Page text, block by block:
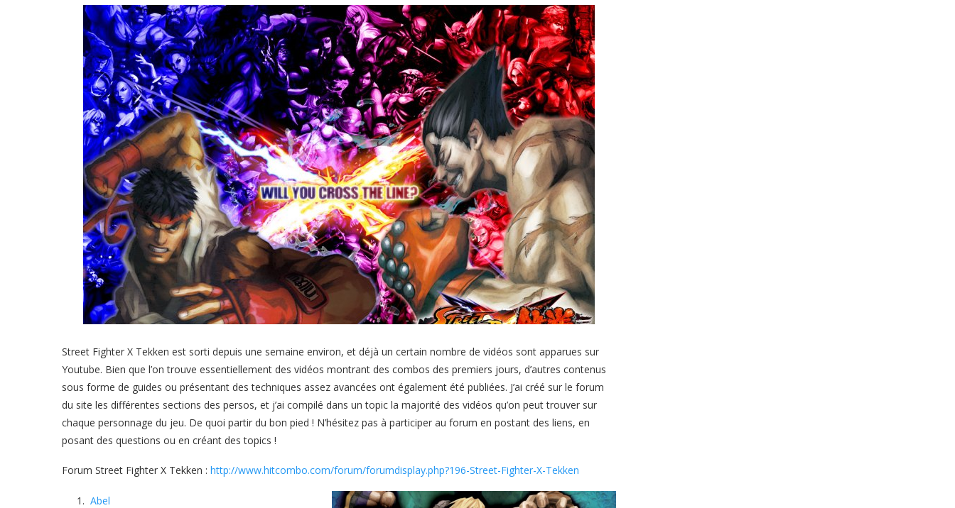
Street Fighter X Tekken est sorti depuis une semaine environ, et déjà un certain nombre de vidéos sont apparues sur
Youtube. Bien que l’on trouve essentiellement des vidéos montrant des combos des premiers jours, d’autres contenus
sous forme de guides ou présentant des techniques assez avancées ont également été publiées. J’ai créé sur le forum
du site les différentes sections des persos, et j’ai compilé dans un topic la majorité des vidéos qu’on peut trouver sur
chaque personnage du jeu. De quoi partir du bon pied ! N’hésitez pas à participer au forum en postant des liens, en
posant des questions ou en créant des topics !
Forum Street Fighter X Tekken : http://www.hitcombo.com/forum/forumdisplay.php?196-Street-Fighter-X-Tekken
Abel